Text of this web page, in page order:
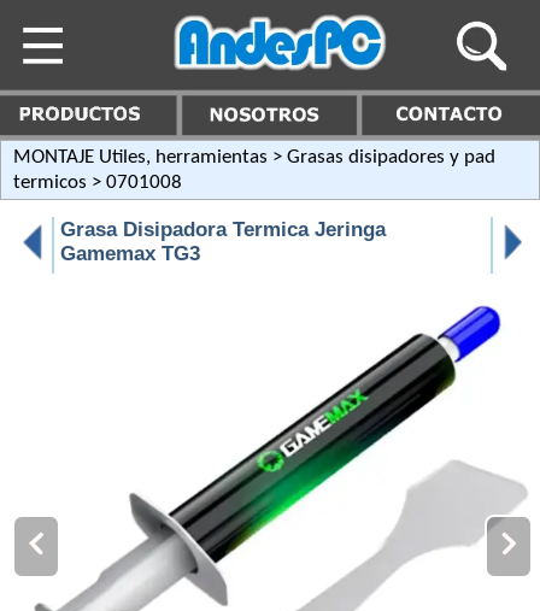
MONTAJE Utiles, herramientas > Grasas disipadores y pad
termicos > 0701008
Grasa Disipadora Termica Jeringa
Gamemax TG3